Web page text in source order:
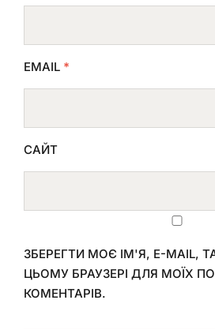
EMAIL *
САЙТ
ЗБЕРЕГТИ МОЄ ІМ'Я, E-MAIL,
ЦЬОМУ БРАУЗЕРІ ДЛЯ МОЇХ
КОМЕНТАРІВ.